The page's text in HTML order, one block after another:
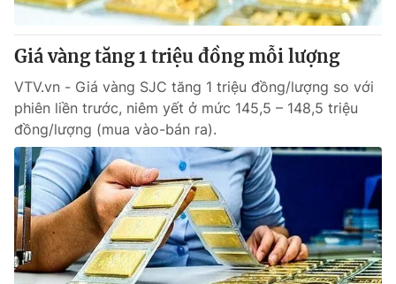
Đài Truyền hình Việt Nam
Cơ quan báo chí:Thời báo VTV
Giấy phép hoạt động báo in và báo điện tử số 483/GP-BTTTT
cấp ngày 29/12/2023
Tổng Biên tập:Vũ Thanh Thủy
Phó Tổng Biên tập:Nguyễn Thị Mỹ Hạnh, Phạm Quốc Thắng,
Nguyễn Trọng Ninh
Tổng đài VTV:024.38 355 931 - 024.38 355 932
Ðiện thoại Thời báo VTV:024.66 897 897
Email:toasoan@vtv.vn
Liên hệ quảng cáo:024-7300.7108
Giá vàng tăng 1 triệu đồng mỗi lượng
VTV.vn - Giá vàng SJC tăng 1 triệu đồng/lượng so với
phiên liền trước, niêm yết ở mức 145,5 – 148,5 triệu
đồng/lượng (mua vào-bán ra).